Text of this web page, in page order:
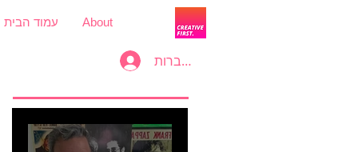
עמוד הבית About
להתחברות